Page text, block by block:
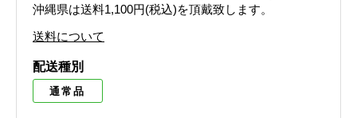
沖縄県は送料1,100円(税込)を頂戴致します。
送料について
配送種別
通常品